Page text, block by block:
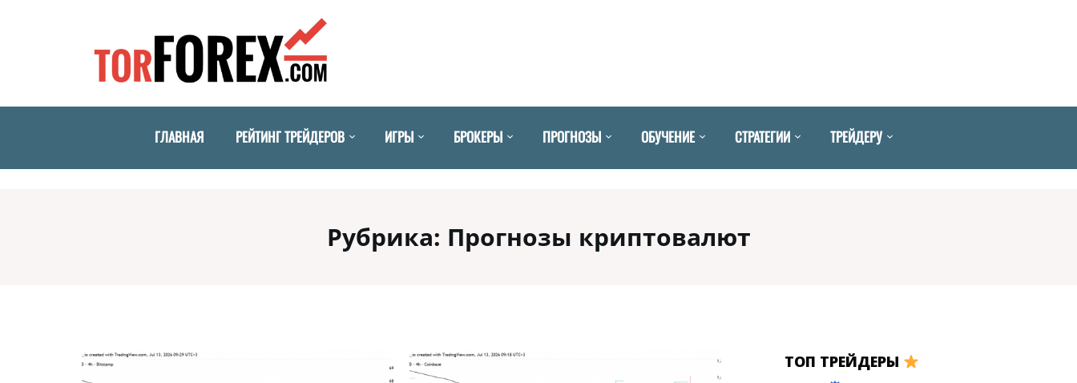
ГЛАВНАЯ РЕЙТИНГ ТРЕЙДЕРОВ ИГРЫ БРОКЕРЫ ПРОГНОЗЫ ОБУЧЕНИЕ СТРАТЕГИИ ТРЕЙДЕРУ
Рубрика: Прогнозы криптовалют
ТОП ТРЕЙДЕРЫ